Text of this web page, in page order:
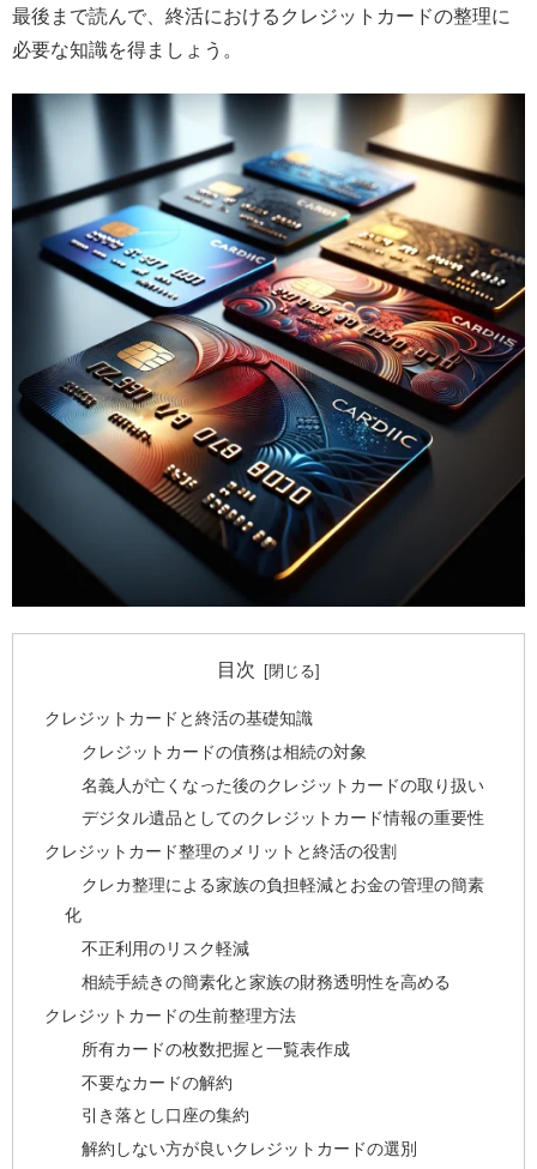
最後まで読んで、終活におけるクレジットカードの整理に
必要な知識を得ましょう。
目次
クレジットカードと終活の基礎知識
クレジットカードの債務は相続の対象
名義人が亡くなった後のクレジットカードの取り扱い
デジタル遺品としてのクレジットカード情報の重要性
クレジットカード整理のメリットと終活の役割
クレカ整理による家族の負担軽減とお金の管理の簡素
化
不正利用のリスク軽減
相続手続きの簡素化と家族の財務透明性を高める
クレジットカードの生前整理方法
所有カードの枚数把握と一覧表作成
不要なカードの解約
引き落とし口座の集約
解約しない方が良いクレジットカードの選別